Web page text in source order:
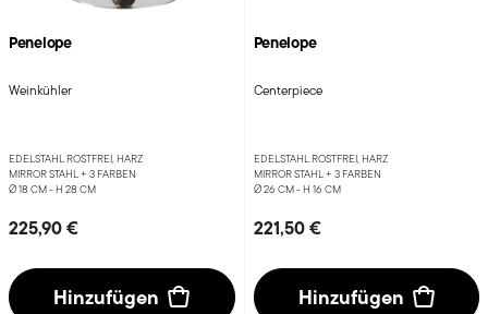
Penelope
Weinkühler
EDELSTAHL ROSTFREI, HARZ
MIRROR STAHL + 3 FARBEN
Ø 18 CM - H 28 CM
225,90 €
Hinzufügen
Penelope
Centerpiece
EDELSTAHL ROSTFREI, HARZ
MIRROR STAHL + 3 FARBEN
Ø 26 CM - H 16 CM
221,50 €
Hinzufügen